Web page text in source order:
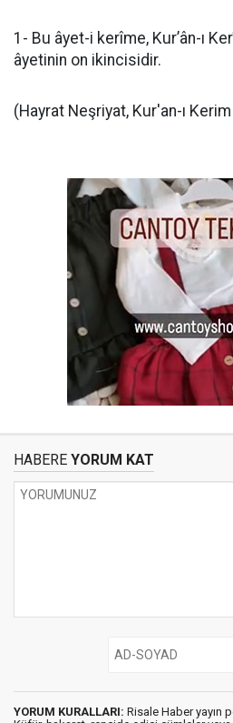
1- Bu âyet-i kerîme, Kur’ân-ı
âyetinin on ikincisidir.
(Hayrat Neşriyat, Kur'an-ı
HABERE YORUM KAT
YORUM KURALLARI: Risale Haber yayın